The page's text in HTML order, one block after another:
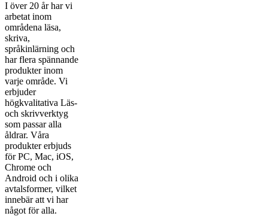
I över 20 år har vi
arbetat inom
områdena läsa,
skriva,
språkinlärning och
har flera spännande
produkter inom
varje område. Vi
erbjuder
högkvalitativa Läs-
och skrivverktyg
som passar alla
åldrar. Våra
produkter erbjuds
för PC, Mac, iOS,
Chrome och
Android och i olika
avtalsformer, vilket
innebär att vi har
något för alla.